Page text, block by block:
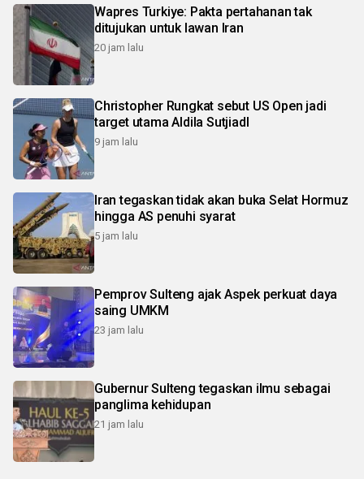
Wapres Turkiye: Pakta pertahanan tak
ditujukan untuk lawan Iran
20 jam lalu
Christopher Rungkat sebut US Open jadi
target utama Aldila SutjiadI
9 jam lalu
Iran tegaskan tidak akan buka Selat Hormuz
hingga AS penuhi syarat
5 jam lalu
Pemprov Sulteng ajak Aspek perkuat daya
saing UMKM
23 jam lalu
Gubernur Sulteng tegaskan ilmu sebagai
panglima kehidupan
21 jam lalu